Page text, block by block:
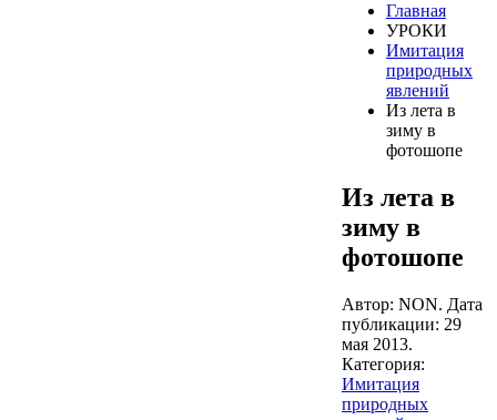
Главная
УРОКИ
Имитация
природных
явлений
Из лета в
зиму в
фотошопе
Из лета в
зиму в
фотошопе
Автор: NON. Дата
публикации: 29
мая 2013.
Категория:
Имитация
природных